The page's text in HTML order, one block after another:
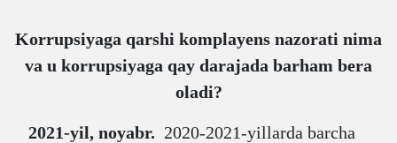
Korrupsiyaga qarshi komplayens nazorati nima
va u korrupsiyaga qay darajada barham bera
oladi?
2021-yil, noyabr. 2020-2021-yillarda barcha